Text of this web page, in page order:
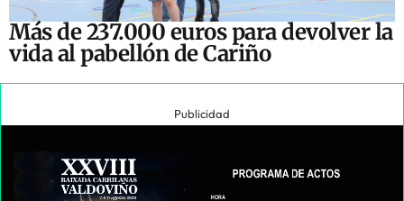
Más de 237.000 euros para devolver la
vida al pabellón de Cariño
Publicidad